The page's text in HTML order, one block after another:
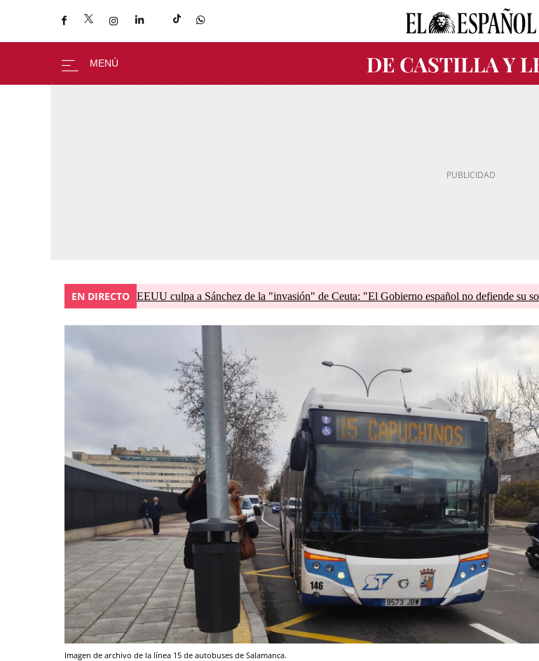
EN DIRECTO EEUU culpa a Sánchez de la "invasión" de Ceuta: "El Gobierno español no defiende su
Imagen de archivo de la línea 15 de autobuses de Salamanca.